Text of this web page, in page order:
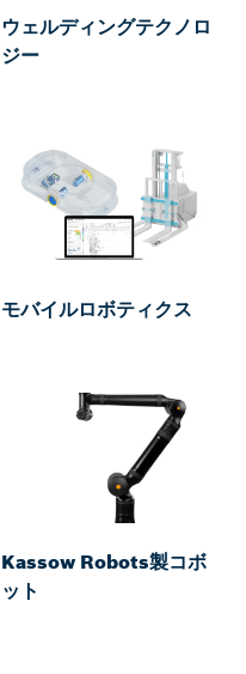
ウェルディングテクノロ
ジー
モバイルロボティクス
Kassow Robots製コボ
ット